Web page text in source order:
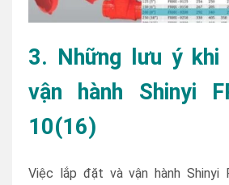
3. Những lưu ý
vận hành Shinyi
10(16)
Việc lắp đặt và vận hành Shinyi